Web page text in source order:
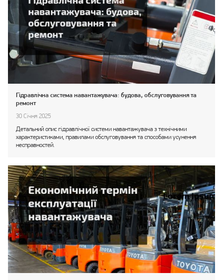
Гідравлічна система навантажувача: будова, обслуговування та
ремонт
30 Січня 2025
Детальний опис гідравлічної системи навантажувача з технічними
характеристиками, правилами обслуговування та способами усунення
несправностей.